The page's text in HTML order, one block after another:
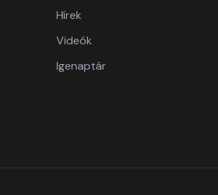
Hírek
Videók
Igenaptár